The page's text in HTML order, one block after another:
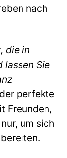
nach
die in
lassen Sie
perfekte
Freunden,
um sich